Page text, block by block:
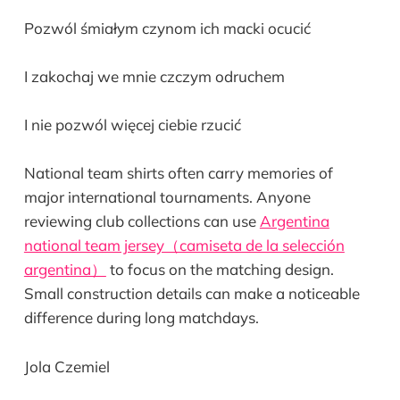
Pozwól śmiałym czynom ich macki ocucić
I zakochaj we mnie czczym odruchem
I nie pozwól więcej ciebie rzucić
National team shirts often carry memories of
major international tournaments. Anyone
reviewing club collections can useArgentina
national team jersey（camiseta de la selección
argentina）
to focus on the matching design.
Small construction details can make a noticeable
difference during long matchdays.
Jola Czemiel